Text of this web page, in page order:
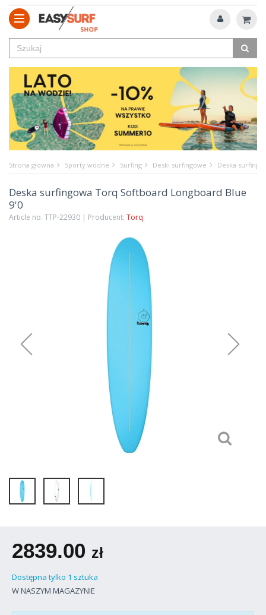
Strona główna Sporty wodne Surfing Deski surfingowe Deska
Deska surfingowa Torq Softboard Longboard Blue
9'0
Article no. TTP-22930 | Producent: Torq
2839.00 zł
Dostępna tylko 1 sztuka
W NASZYM MAGAZYNIE